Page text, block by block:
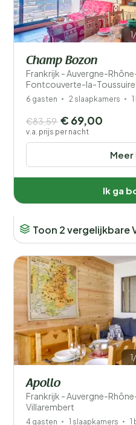
Champ Bozon
Frankrijk - Auvergne-
Fontcouverte-la-Toussuire
6 gasten 2 slaapkamers
Meer
€83,59 € 69,00
v.a. prijs per nacht
Ik ga
Toon 2 vergelijkbare
Apollo
Frankrijk - Auvergne-
Villarembert
4 gasten 1 slaapkamers 1